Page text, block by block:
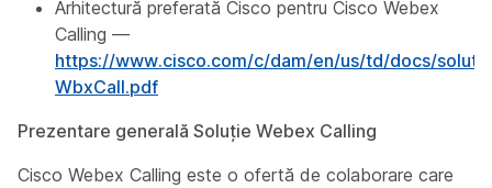
Arhitectură preferată Cisco pentru Cisco Webex
Calling —
https://www.cisco.com/c/dam/en/us/td/docs/
WbxCall.pdf
Prezentare generală Soluție Webex Calling
Cisco Webex Calling este o ofertă de colaborare care